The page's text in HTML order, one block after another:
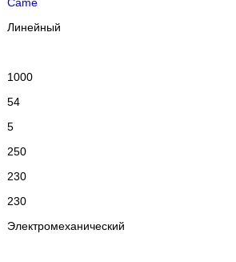
Came
Линейный
1000
54
5
250
230
230
Электромеханический